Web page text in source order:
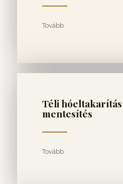
Tovább
Téli
mentesítés
Tovább